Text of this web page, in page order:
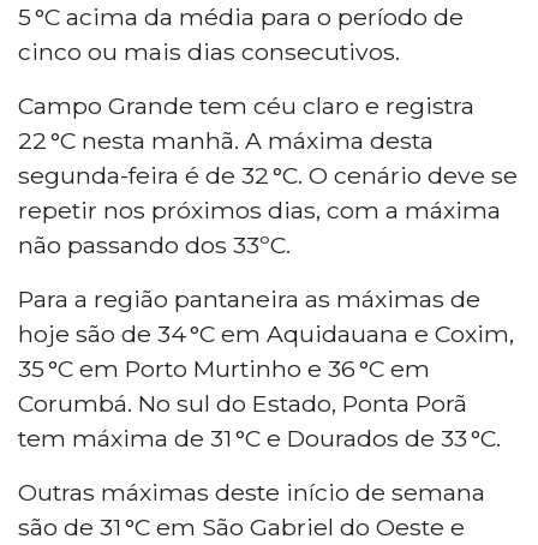
5 °C acima da média para o período de
cinco ou mais dias consecutivos.
Campo Grande tem céu claro e registra
22 °C nesta manhã. A máxima desta
segunda-feira é de 32 °C. O cenário deve se
repetir nos próximos dias, com a máxima
não passando dos 33ºC.
Para a região pantaneira as máximas de
hoje são de 34 °C em Aquidauana e Coxim,
35 °C em Porto Murtinho e 36 °C em
Corumbá. No sul do Estado, Ponta Porã
tem máxima de 31 °C e Dourados de 33 °C.
Outras máximas deste início de semana
são de 31 °C em São Gabriel do Oeste e